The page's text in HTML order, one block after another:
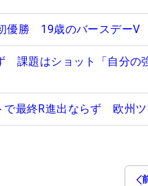
優勝 19歳のバースデーV
課題はショット「自分の
で最終R進出ならず 欧州